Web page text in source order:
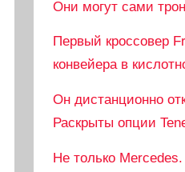
Они могут сами
Первый кроссовер
конвейера в
Он дистанционно
Раскрыты опции
Не только